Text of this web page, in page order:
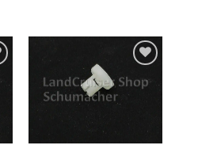
Zum
Merkzettel
hinzufügen